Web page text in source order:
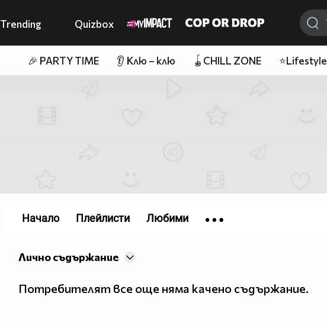
Trending Quizbox
🎉 PARTY TIME 👂 Клю – клю 🪀CHILL ZONE ⭐Lifestyle
Лично съдържание
Потребителят все още няма качено съдържание.
Начало Плейлисти Любими